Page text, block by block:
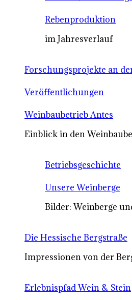
Rebenproduktion
im Jahresverlauf
Forschungsprojekte an
Veröffentlichungen
Weinbaubetrieb Antes
Einblick in den
Betriebsgeschichte
Unsere Weinberge
Bilder: Weinberge
Die Hessische Bergstraße
Impressionen von der
Erlebnispfad Wein & Stein